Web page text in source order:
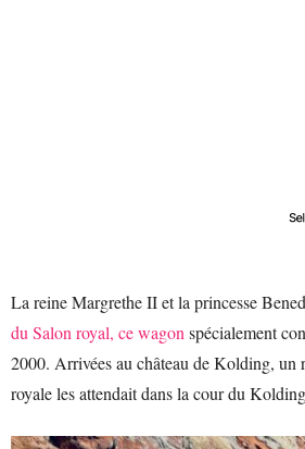
La reine Margrethe II et la princesse
du Salon royal, ce wagonspécialement
2000. Arrivées au château de Kolding, un
royale les attendait dans la cour du